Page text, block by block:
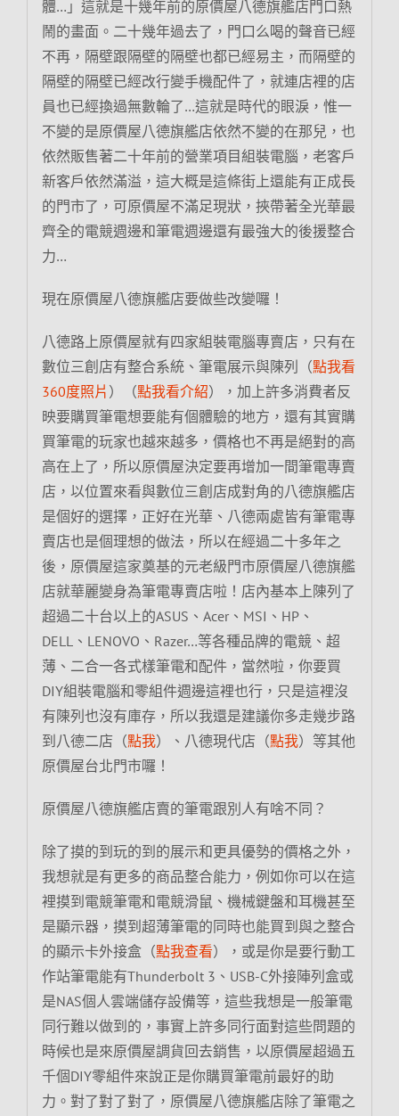
體…」這就是十幾年前的原價屋八德旗艦店門口熱
鬧的畫面。二十幾年過去了，門口么喝的聲音已經
不再，隔壁跟隔壁的隔壁也都已經易主，而隔壁的
隔壁的隔壁已經改行變手機配件了，就連店裡的店
員也已經換過無數輪了…這就是時代的眼淚，惟一
不變的是原價屋八德旗艦店依然不變的在那兒，也
依然販售著二十年前的營業項目組裝電腦，老客戶
新客戶依然滿溢，這大概是這條街上還能有正成長
的門市了，可原價屋不滿足現狀，挾帶著全光華最
齊全的電競週邊和筆電週邊還有最強大的後援整合
力…
現在原價屋八德旗艦店要做些改變囉！
八德路上原價屋就有四家組裝電腦專賣店，只有在
數位三創店有整合系統、筆電展示與陳列（點我看
360度照片 ）（點我看介紹），加上許多消費者反
映要購買筆電想要能有個體驗的地方，還有其實購
買筆電的玩家也越來越多，價格也不再是絕對的高
高在上了，所以原價屋決定要再增加一間筆電專賣
店，以位置來看與數位三創店成對角的八德旗艦店
是個好的選擇，正好在光華、八德兩處皆有筆電專
賣店也是個理想的做法，所以在經過二十多年之
後，原價屋這家奠基的元老級門市原價屋八德旗艦
店就華麗變身為筆電專賣店啦！店內基本上陳列了
超過二十台以上的ASUS、Acer、MSI、HP、
DELL、LENOVO、Razer…等各種品牌的電競、超
薄、二合一各式樣筆電和配件，當然啦，你要買
DIY組裝電腦和零組件週邊這裡也行，只是這裡沒
有陳列也沒有庫存，所以我還是建議你多走幾步路
到八德二店（點我）、八德現代店（點我）等其他
原價屋台北門市囉！
原價屋八德旗艦店賣的筆電跟別人有啥不同？
除了摸的到玩的到的展示和更具優勢的價格之外，
我想就是有更多的商品整合能力，例如你可以在這
裡摸到電競筆電和電競滑鼠、機械鍵盤和耳機甚至
是顯示器，摸到超薄筆電的同時也能買到與之整合
的顯示卡外接盒（點我查看），或是你是要行動工
作站筆電能有Thunderbolt 3、USB-C外接陣列盒或
是NAS個人雲端儲存設備等，這些我想是一般筆電
同行難以做到的，事實上許多同行面對這些問題的
時候也是來原價屋調貨回去銷售，以原價屋超過五
千個DIY零組件來說正是你購買筆電前最好的助
力。對了對了對了，原價屋八德旗艦店除了筆電之